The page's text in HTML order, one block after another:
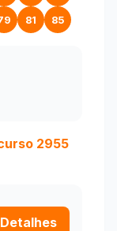
81 85
2955